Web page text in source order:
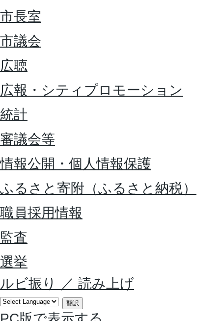
市長室
市議会
広聴
広報・シティプロモーション
統計
審議会等
情報公開・個人情報保護
ふるさと寄附（ふるさと納税）
職員採用情報
監査
選挙
ルビ振り
／ 読み上げ
翻訳